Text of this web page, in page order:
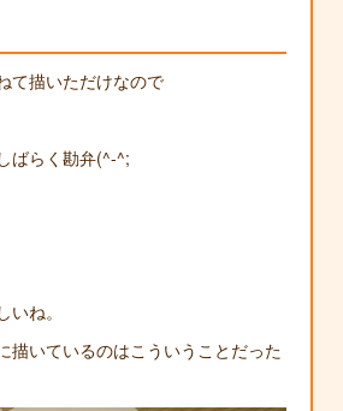
て描いただけなので
ばらく勘弁(^-^;
ね。
描いているのはこういうことだった